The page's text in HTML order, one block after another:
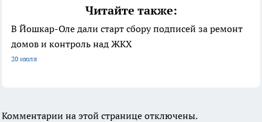
Читайте также:
В Йошкар-Оле дали старт сбору подписей за ремонт
домов и контроль над ЖКХ
20 июля
Комментарии на этой странице отключены.